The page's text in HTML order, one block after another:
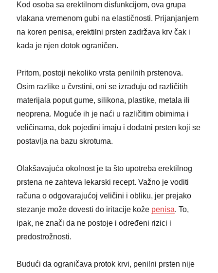
Kod osoba sa erektilnom disfunkcijom, ova grupa
vlakana vremenom gubi na elastičnosti. Prijanjanjem
na koren penisa, erektilni prsten zadržava krv čak i
kada je njen dotok ograničen.
Pritom, postoji nekoliko vrsta penilnih prstenova.
Osim razlike u čvrstini, oni se izrađuju od različitih
materijala poput gume, silikona, plastike, metala ili
neoprena. Moguće ih je naći u različitim obimima i
veličinama, dok pojedini imaju i dodatni prsten koji se
postavlja na bazu skrotuma.
Olakšavajuća okolnost je ta što upotreba erektilnog
prstena ne zahteva lekarski recept. Važno je voditi
računa o odgovarajućoj veličini i obliku, jer prejako
stezanje može dovesti do iritacije kože penisa. To,
ipak, ne znači da ne postoje i određeni rizici i
predostrožnosti.
Budući da ograničava protok krvi, penilni prsten nije